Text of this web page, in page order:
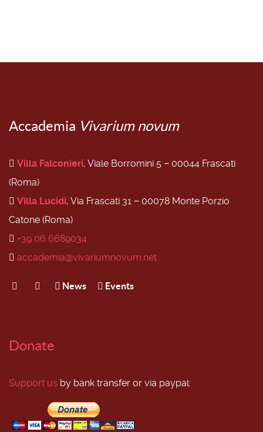
Accademia Vivarium novum
Villa Falconieri, Viale Borromini 5 − 00044 Frascati
(Roma)
Villa Lucidi, Via Frascati 31 − 00078 Monte Porzio
Catone (Roma)
+39 06 6689034
accademia@vivariumnovum.net
News Events
Donate
Support us by bank transfer or via paypal: